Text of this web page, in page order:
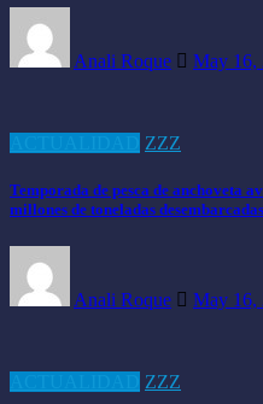
Anali Roque May 16,
ZZZ
Temporada de pesca de anchoveta
millones de toneladas desembarcadas
Anali Roque May 16,
ZZZ